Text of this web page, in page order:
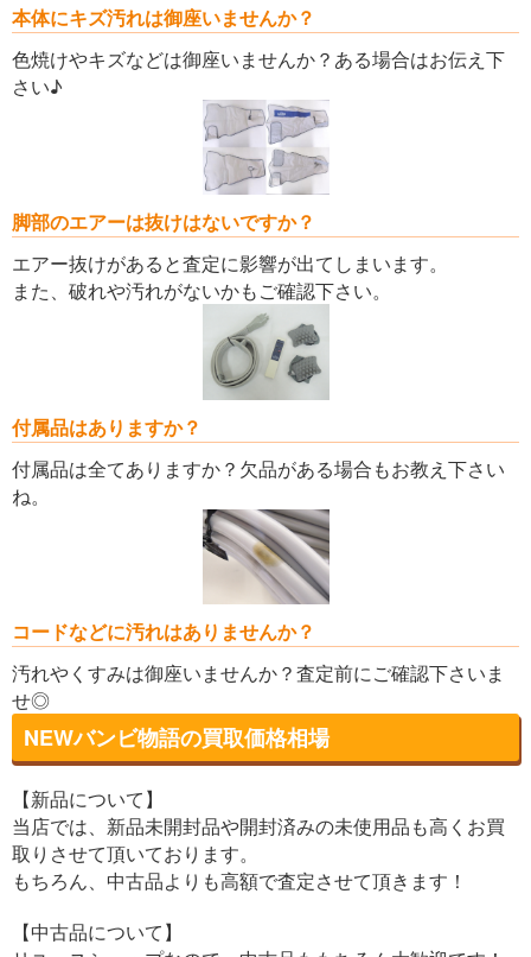
本体にキズ汚れは御座いませんか？
色焼けやキズなどは御座いませんか？ある場合はお伝え下
さい♪
脚部のエアーは抜けはないですか？
エアー抜けがあると査定に影響が出てしまいます。
また、破れや汚れがないかもご確認下さい。
付属品はありますか？
付属品は全てありますか？欠品がある場合もお教え下さい
ね。
コードなどに汚れはありませんか？
汚れやくすみは御座いませんか？査定前にご確認下さいま
せ◎
NEWバンビ物語の買取価格相場
【新品について】
当店では、新品未開封品や開封済みの未使用品も高くお買
取りさせて頂いております。
もちろん、中古品よりも高額で査定させて頂きます！
【中古品について】